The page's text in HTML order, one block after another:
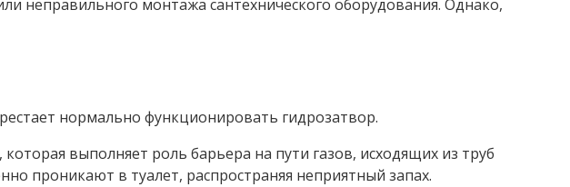
неправильного монтажа сантехнического оборудования. Однако,
нормально функционировать гидрозатвор.
выполняет роль барьера на пути газов, исходящих из труб
проникают в туалет, распространяя неприятный запах.